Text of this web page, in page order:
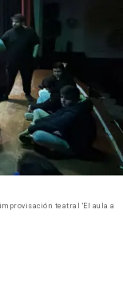
teatral 'El aula a